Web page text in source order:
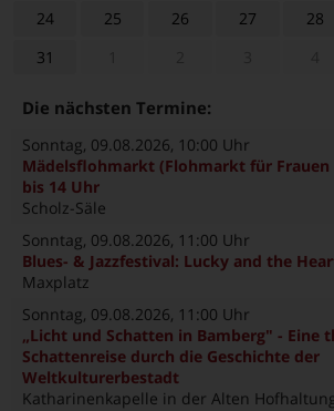
24 25 26 27 28
31
Die nächsten Termine:
Sonntag, 09.08.2026, 10:00 Uhr
Mädelsflohmarkt (Flohmarkt für Frauen
bis 14 Uhr
Scholz-Säle
Sonntag, 09.08.2026, 11:00 Uhr
Blues- & Jazzfestival: Lucky and the
Maxplatz
Sonntag, 09.08.2026, 11:00 Uhr
„Licht und Schatten in Bamberg" - Eine
Schattenreise durch die Geschichte der
Weltkulturerbestadt
Katharinenkapelle in der Alten